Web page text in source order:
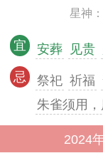
星神：
宜 安葬 见贵
忌 祭祀 祈福
朱雀须用
2024